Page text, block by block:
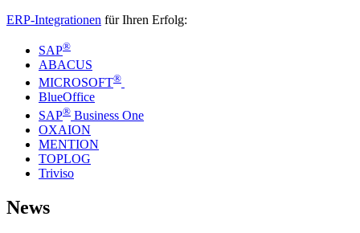
ERP-Integrationen für Ihren Erfolg:
SAP®
ABACUS
MICROSOFT®
BlueOffice
SAP® Business One
OXAION
MENTION
TOPLOG
Triviso
News